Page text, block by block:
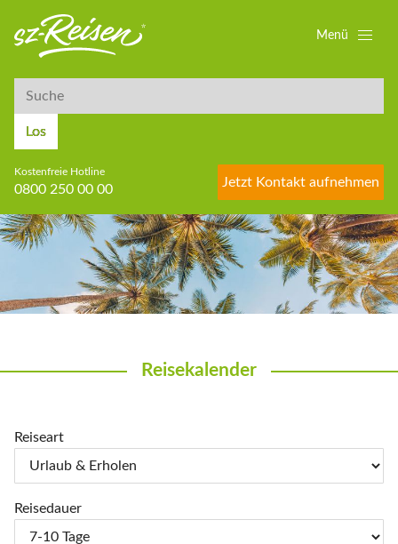
Suche
Los
Kostenfreie Hotline
0800 250 00 00
Jetzt Kontakt aufnehmen
Menü
Reisekalender
Reiseart
Reisedauer